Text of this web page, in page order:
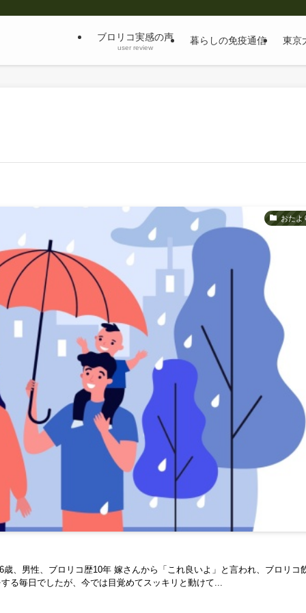
ブロリコ実感の声
user review
暮らしの免疫通信 東京
おたよ
、男性、ブロリコ歴10年 嫁さんから「これ良いよ」と言われ、ブロリコ
る毎日でしたが、今では目覚めてスッキリと動けて...